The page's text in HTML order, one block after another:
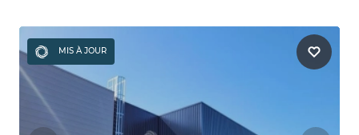
MIS À JOUR